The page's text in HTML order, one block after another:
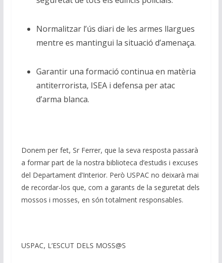
Normalitzar l’ús diari de les armes llargues
mentre es mantingui la situació d’amenaça.
Garantir una formació continua en matèria
antiterrorista, ISEA i defensa per atac
d’arma blanca.
Donem per fet, Sr Ferrer, que la seva resposta passarà
a formar part de la nostra biblioteca d’estudis i excuses
del Departament d’Interior. Però USPAC no deixarà mai
de recordar-los que, com a garants de la seguretat dels
mossos i mosses, en són totalment responsables.
USPAC, L’ESCUT DELS MOSS@S